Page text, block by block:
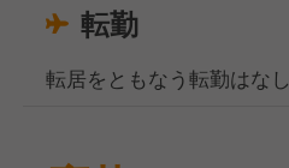
転勤
転居をともなう転勤はなし